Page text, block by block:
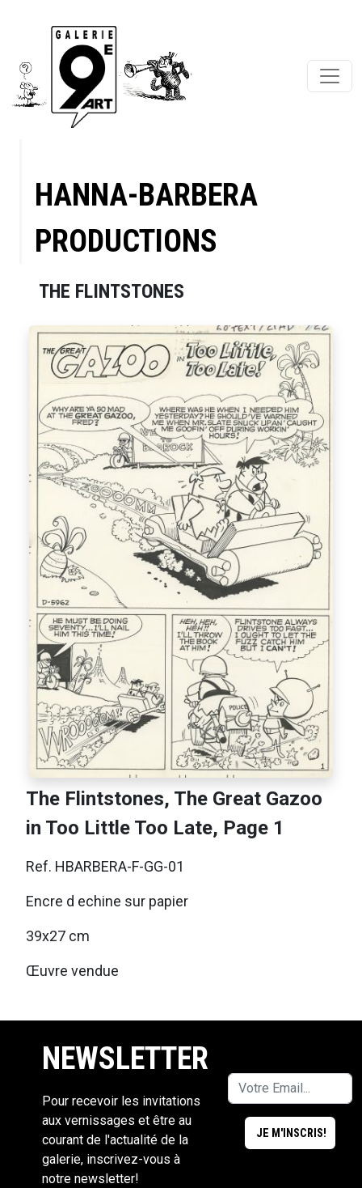
HANNA-BARBERA
PRODUCTIONS
THE FLINTSTONES
The Flintstones, The Great Gazoo
in Too Little Too Late, Page 1
Ref. HBARBERA-F-GG-01
Encre d echine sur papier
39x27 cm
Œuvre vendue
NEWSLETTER
Pour recevoir les invitations
aux vernissages et être au
courant de l'actualité de la
galerie, inscrivez-vous à
notre newsletter!